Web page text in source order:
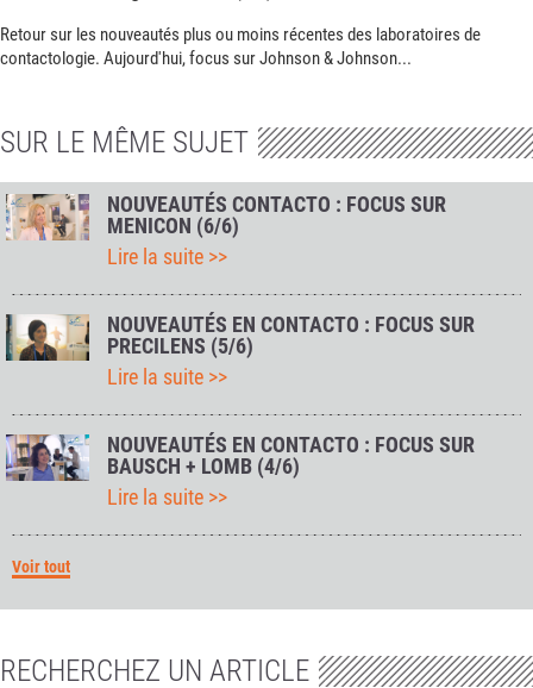
Retour sur les nouveautés plus ou moins récentes des laboratoires de
contactologie. Aujourd'hui, focus sur Johnson & Johnson...
SUR LE MÊME SUJET
NOUVEAUTÉS CONTACTO : FOCUS SUR
MENICON (6/6)
Lire la suite >>
NOUVEAUTÉS EN CONTACTO : FOCUS SUR
PRECILENS (5/6)
Lire la suite >>
NOUVEAUTÉS EN CONTACTO : FOCUS SUR
BAUSCH + LOMB (4/6)
Lire la suite >>
Voir tout
RECHERCHEZ UN ARTICLE